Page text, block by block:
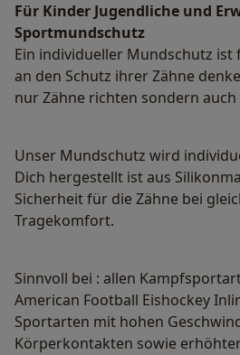
Für Kinder Jugendliche und
Sportmundschutz
Ein individueller Mundschutz ist
an den Schutz ihrer Zähne
nur Zähne richten sondern auch
Unser Mundschutz wird
Dich hergestellt ist aus
Sicherheit für die Zähne bei
Tragekomfort.
Sinnvoll bei : allen
American Football Eishockey
Sportarten mit hohen
Körperkontakten sowie